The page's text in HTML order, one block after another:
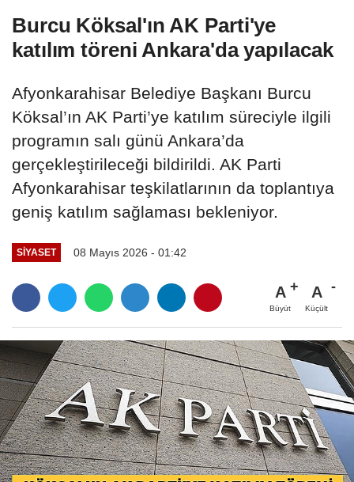
Burcu Köksal'ın AK Parti'ye
katılım töreni Ankara'da yapılacak
Afyonkarahisar Belediye Başkanı Burcu
Köksal’ın AK Parti’ye katılım süreciyle ilgili
programın salı günü Ankara’da
gerçekleştirileceği bildirildi. AK Parti
Afyonkarahisar teşkilatlarının da toplantıya
geniş katılım sağlaması bekleniyor.
SIYASET 08 Mayıs 2026 - 01:42
A
Büyüt
A
Küçült